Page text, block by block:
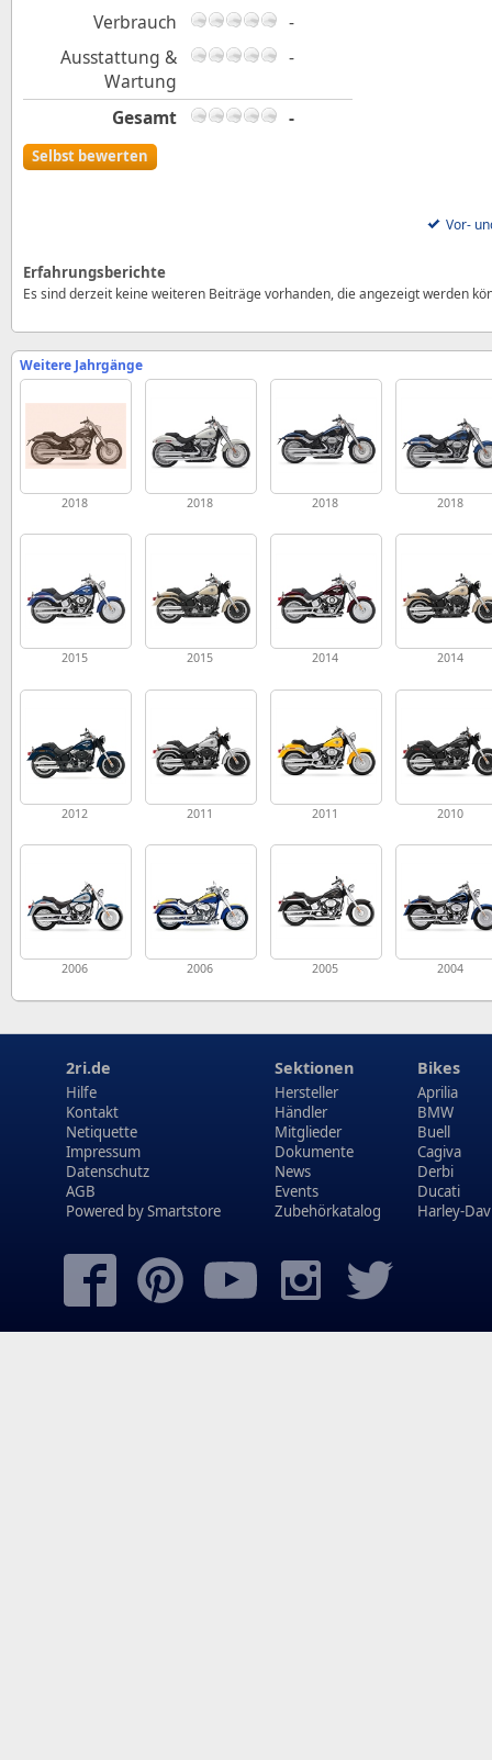
Verbrauch
-
Ausstattung &
Wartung
-
Gesamt -
Selbst bewerten
Vor-
Erfahrungsberichte
Es sind derzeit keine weiteren Beiträge vorhanden, die angezeigt werden
Weitere Jahrgänge
2018 2018 2018 2018
2015 2015 2014 2014
2012 2011 2011 2010
2006 2006 2005 2004
2ri.de
Hilfe
Kontakt
Netiquette
Impressum
Datenschutz
AGB
Powered bySmartstore
Sektionen
Hersteller
Händler
Mitglieder
Dokumente
News
Events
Zubehörkatalog
Bikes
Aprilia
BMW
Buell
Cagiva
Derbi
Ducati
Harley-